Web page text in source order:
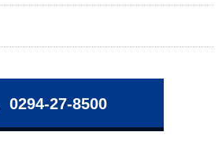
0294-27-8500